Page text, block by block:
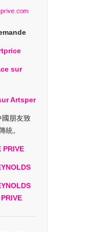
sur
Artsper
國朋友致
統。
PRIVE